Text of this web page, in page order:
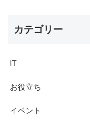
カテゴリー
IT
お役立ち
イベント